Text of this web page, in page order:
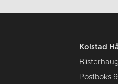
Kolstad
Postboks